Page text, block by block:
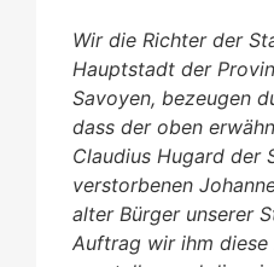
Wir die Richter der
Hauptstadt der
Savoyen, bezeugen
dass der oben
Claudius Hugard der
verstorbenen
alter Bürger unserer
Auftrag wir ihm diese